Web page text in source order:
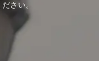
さい。